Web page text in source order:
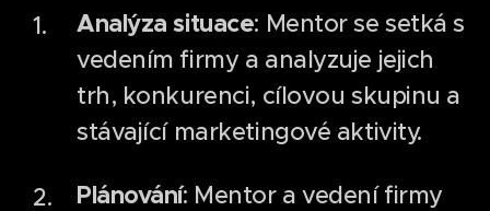
Analýza situace: Mentor se setká s
vedením firmy a analyzuje jejich
trh, konkurenci, cílovou skupinu a
stávající marketingové aktivity.
Plánování: Mentor a vedení firmy